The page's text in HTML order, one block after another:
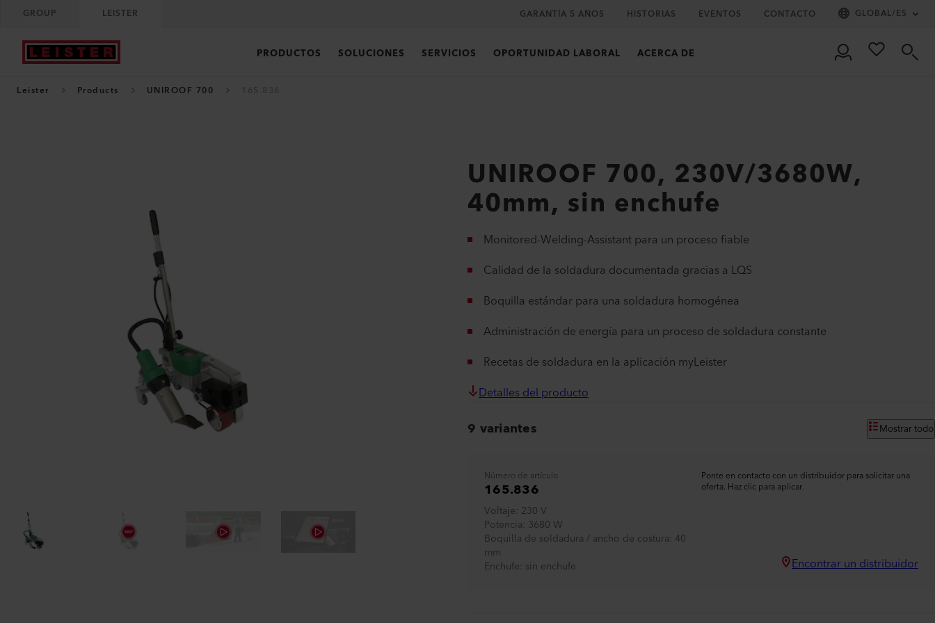
GROUP LEISTER GARANTÍA 5 AÑOS HISTORIAS EVENTOS CONTACTO GLOBAL/ES
PRODUCTOS SOLUCIONES SERVICIOS OPORTUNIDAD LABORAL ACERCA DE
Leister Products UNIROOF 700
UNIROOF 700, 230V/3680W,
40mm, sin enchufe
Monitored-Welding-Assistant para un proceso fiable
Calidad de la soldadura documentada gracias a LQS
Boquilla estándar para una soldadura homogénea
Administración de energía para un proceso de soldadura constante
Recetas de soldadura en la aplicación myLeister
Detalles del producto
9 variantes Mostrar todo
Número de artículo
165.836
Voltaje 230 V
Potencia 3680 W
Boquilla de soldadura / ancho de costura 40
mm
Enchufe sin enchufe
Ponte en contacto con un distribuidor para solicitar una
oferta. Haz clic para aplicar.
Encontrar un distribuidor